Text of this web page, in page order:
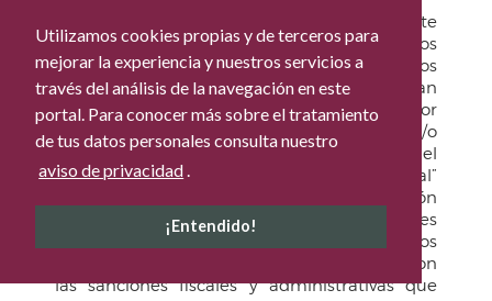
Utilizamos cookies propias y de terceros para
mejorar la experiencia y nuestros servicios a
través del análisis de la navegación en este
portal. Para conocer más sobre el tratamiento
de tus datos personales consulta nuestro
aviso de privacidad.
¡Entendido!
Concluida la vigencia del presente
Acuerdo, quedarán sin efecto los beneficios
fiscales que contiene y en consecuencia los
adeudos regresarán al estatus que tuvieran
previamente a la vigencia de este Acuerdo, por
lo que los comerciantes que ocupan formal y/o
materialmente locales o plataformas en el
Mercado Municipal Nicolás Bravo “El Parral”
que no hubiesen regularizado su situación
fiscal tendrán que pagar las obligaciones
fiscales omitidas en su totalidad con los
accesorios legales a que hubiere lugar y con
las sanciones fiscales y administrativas que